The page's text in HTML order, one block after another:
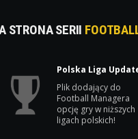
STRONA SERII
Polska Liga
Plik dodający do
Football Managera
opcję gry w niższych
ligach polskich!